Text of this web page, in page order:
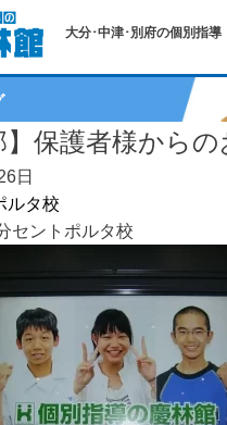
大分･中津･別府の個別指導
】保護者様から
日
ルタ校
セントポルタ校